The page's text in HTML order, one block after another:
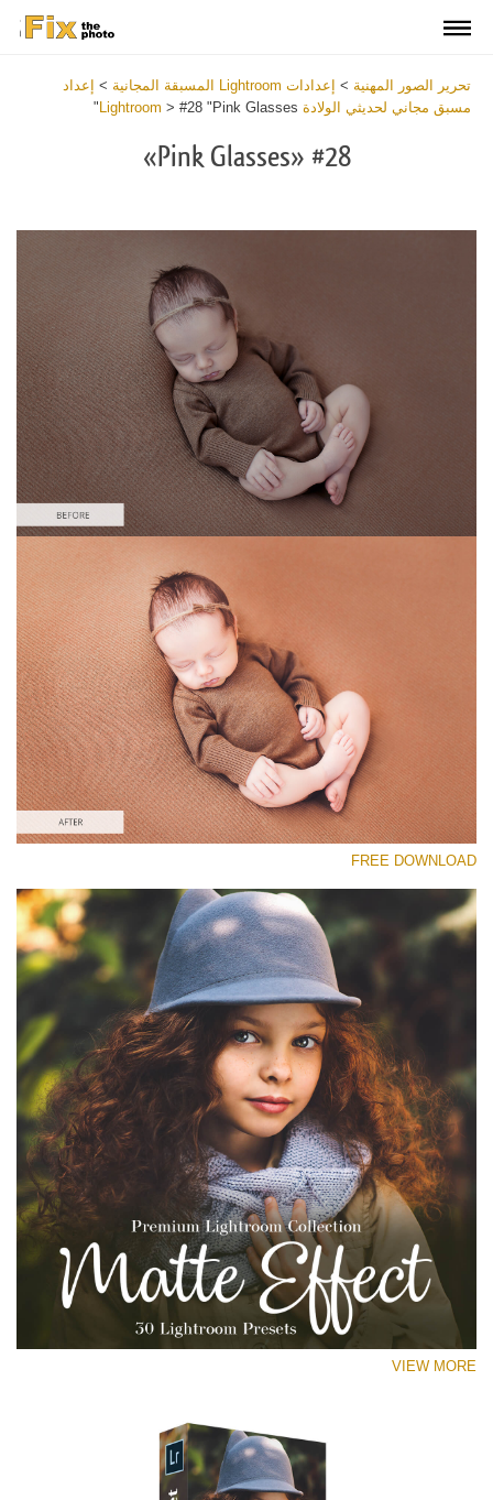
تحرير الصور المهنية > إعدادات Lightroom المسبقة المجانية > إعداد
مسبق مجاني لحديثي الولادة Lightroom
> #28 "Pink Glasses"
#28 «Pink Glasses»
رجاء اختر
Matte Complete
Must-Have Collection
(1432 Lr Presets)
تنزيل مجاني
FREE DOWNLOAD
VIEW MORE